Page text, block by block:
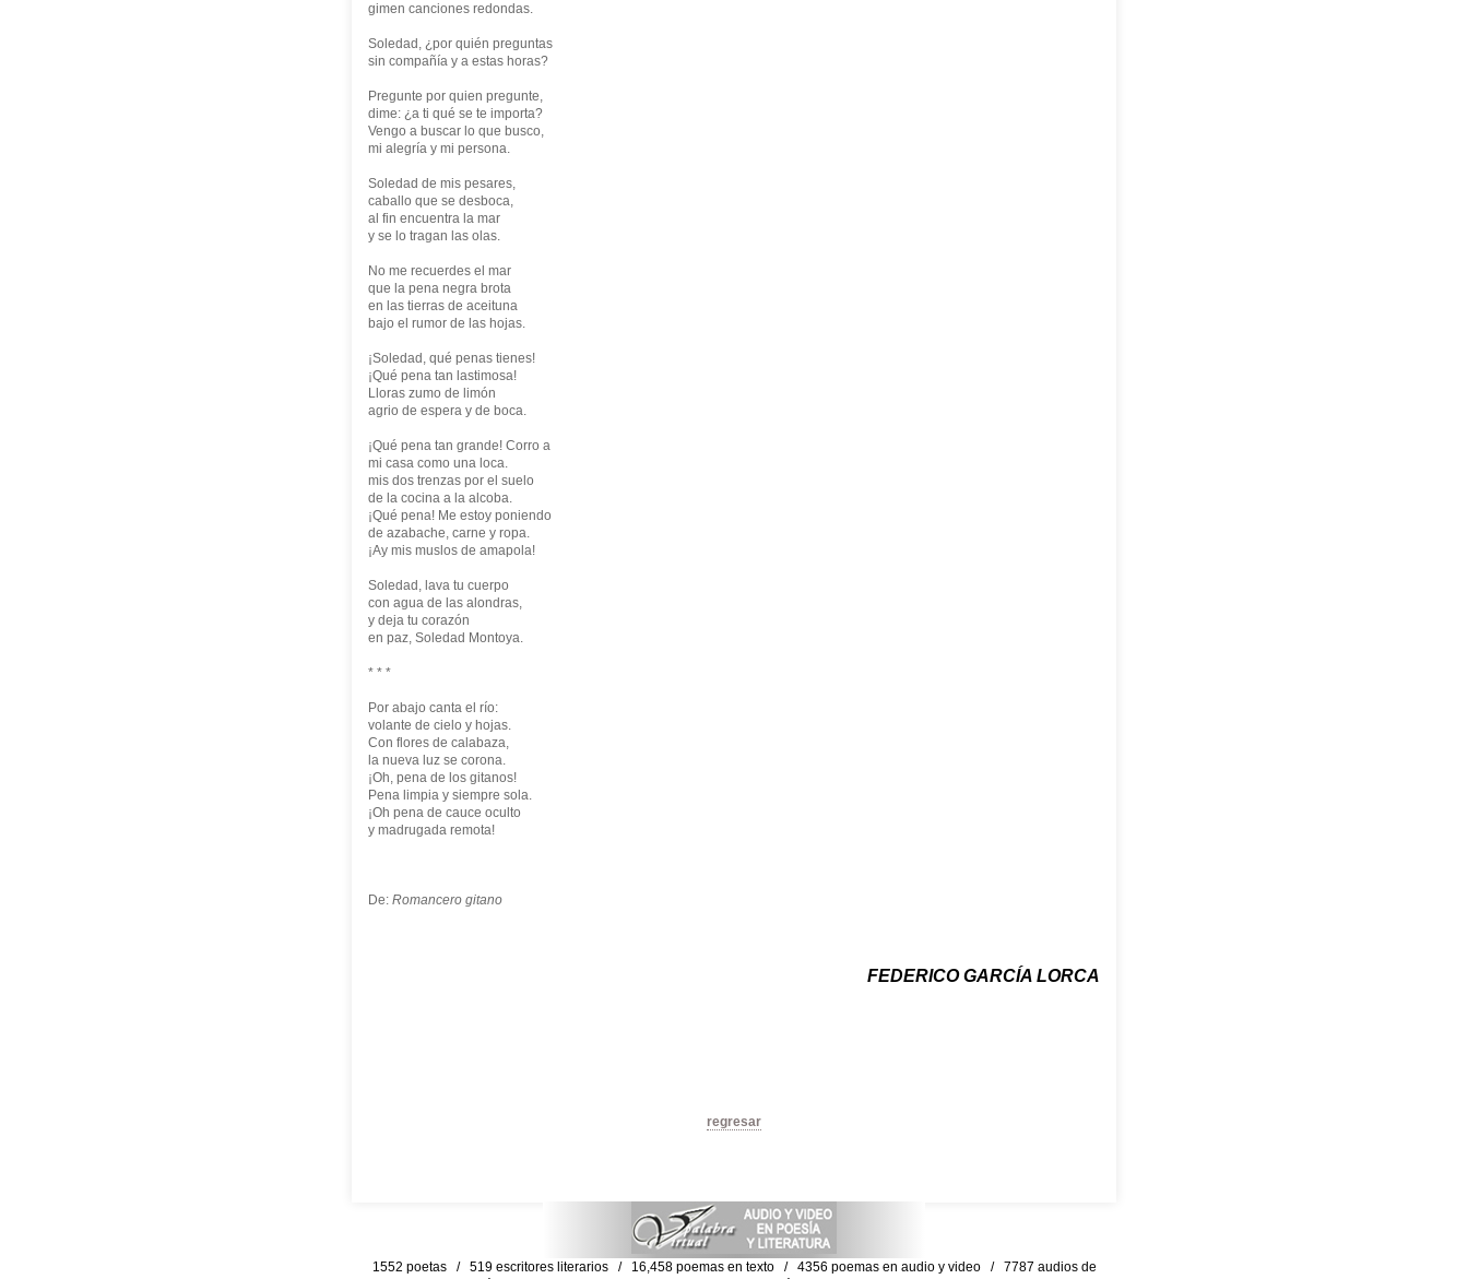
gimen canciones redondas.
Soledad, ¿por quién preguntas
sin compañía y a estas horas?
Pregunte por quien pregunte,
dime: ¿a ti qué se te importa?
Vengo a buscar lo que busco,
mi alegría y mi persona.
Soledad de mis pesares,
caballo que se desboca,
al fin encuentra la mar
y se lo tragan las olas.
No me recuerdes el mar
que la pena negra brota
en las tierras de aceituna
bajo el rumor de las hojas.
¡Soledad, qué penas tienes!
¡Qué pena tan lastimosa!
Lloras zumo de limón
agrio de espera y de boca.
¡Qué pena tan grande! Corro a
mi casa como una loca.
mis dos trenzas por el suelo
de la cocina a la alcoba.
¡Qué pena! Me estoy poniendo
de azabache, carne y ropa.
¡Ay mis muslos de amapola!
Soledad, lava tu cuerpo
con agua de las alondras,
y deja tu corazón
en paz, Soledad Montoya.
* * *
Por abajo canta el río:
volante de cielo y hojas.
Con flores de calabaza,
la nueva luz se corona.
¡Oh, pena de los gitanos!
Pena limpia y siempre sola.
¡Oh pena de cauce oculto
y madrugada remota!
De: Romancero gitano
FEDERICO GARCÍA LORCA
regresar
1552 poetas / 519 escritores literarios / 16,458 poemas en texto / 4356 poemas en audio y video / 7787 audios de